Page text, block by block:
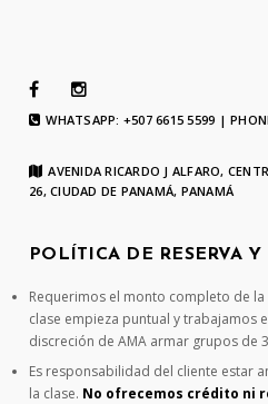
WHATSAPP: +507 6615 5599 |
AVENIDA RICARDO J ALFARO,
26, CIUDAD DE PANAMÁ, PANAMÁ
POLÍTICA DE RESERVA
Requerimos el monto completo de
clase empieza puntual y trabajamos
discreción de AMA armar grupos de
Es responsabilidad del cliente estar
la clase. No ofrecemos crédito ni